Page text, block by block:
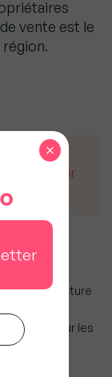
vente est le
région.
à rester
où la facture
vraiment pour les
des 600
×